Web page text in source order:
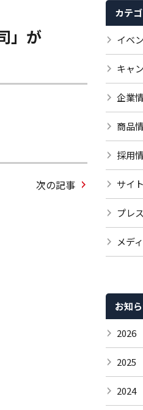
」が
次の記事
カテ
イベ
キャ
企業
商品
採用
サイ
プレ
メデ
お知
2026
2025
2024